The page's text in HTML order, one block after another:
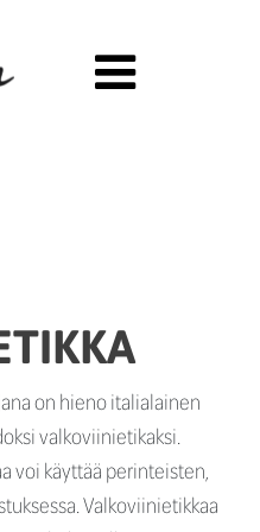
on hieno italialainen
valkoviinietikaksi.
voi käyttää perinteisten,
Valkoviinietikkaa